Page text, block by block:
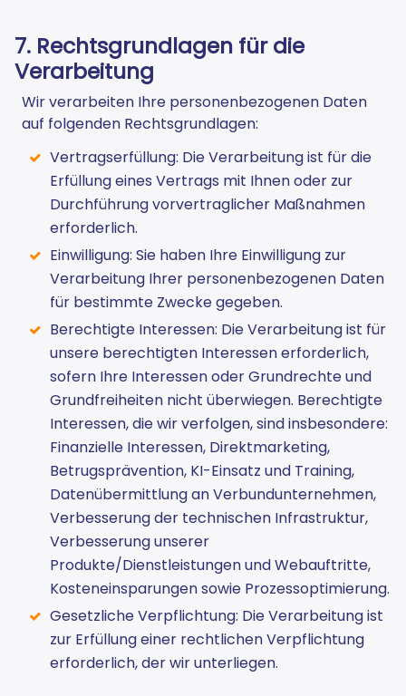
7. Rechtsgrundlagen für die
Verarbeitung
Wir verarbeiten Ihre personenbezogenen Daten
auf folgenden Rechtsgrundlagen:
Vertragserfüllung: Die Verarbeitung ist für die
Erfüllung eines Vertrags mit Ihnen oder zur
Durchführung vorvertraglicher Maßnahmen
erforderlich.
Einwilligung: Sie haben Ihre Einwilligung zur
Verarbeitung Ihrer personenbezogenen Daten
für bestimmte Zwecke gegeben.
Berechtigte Interessen: Die Verarbeitung ist für
unsere berechtigten Interessen erforderlich,
sofern Ihre Interessen oder Grundrechte und
Grundfreiheiten nicht überwiegen. Berechtigte
Interessen, die wir verfolgen, sind insbesondere:
Finanzielle Interessen, Direktmarketing,
Betrugsprävention, KI-Einsatz und Training,
Datenübermittlung an Verbundunternehmen,
Verbesserung der technischen Infrastruktur,
Verbesserung unserer
Produkte/Dienstleistungen und Webauftritte,
Kosteneinsparungen sowie Prozessoptimierung.
Gesetzliche Verpflichtung: Die Verarbeitung ist
zur Erfüllung einer rechtlichen Verpflichtung
erforderlich, der wir unterliegen.